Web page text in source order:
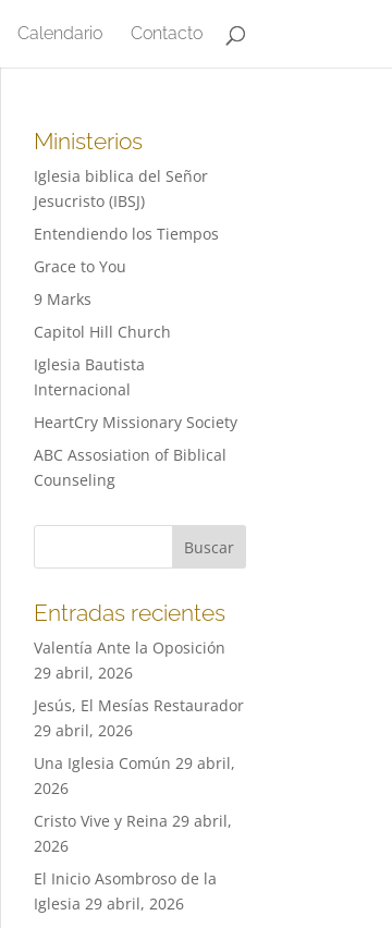
Calendario Contacto
Ministerios
Iglesia biblica del Señor
Jesucristo (IBSJ)
Entendiendo los Tiempos
Grace to You
9 Marks
Capitol Hill Church
Iglesia Bautista
Internacional
HeartCry Missionary Society
ABC Assosiation of Biblical
Counseling
Entradas recientes
Valentía Ante la Oposición
29 abril, 2026
Jesús, El Mesías Restaurador
29 abril, 2026
Una Iglesia Común 29 abril,
2026
Cristo Vive y Reina 29 abril,
2026
El Inicio Asombroso de la
Iglesia 29 abril, 2026